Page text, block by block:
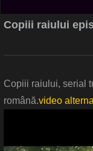
Copiii raiului
Copiii raiului, serial
română.video